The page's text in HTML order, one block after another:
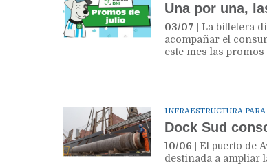
Una por una,
03/07 | La billetera
acompañar el
este mes las
INFRAESTRUCTURA
Dock Sud
10/06 | El puerto de
destinada a ampliar